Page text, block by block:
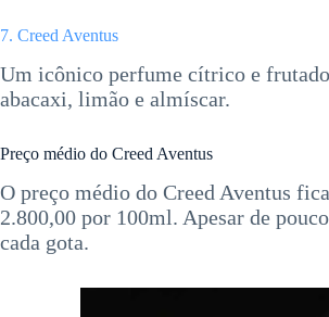
7. Creed Aventus
Um icônico perfume cítrico e
abacaxi, limão e almíscar.
Preço médio do Creed Aventus
O preço médio do Creed Aventus
2.800,00 por 100ml. Apesar de
cada gota.